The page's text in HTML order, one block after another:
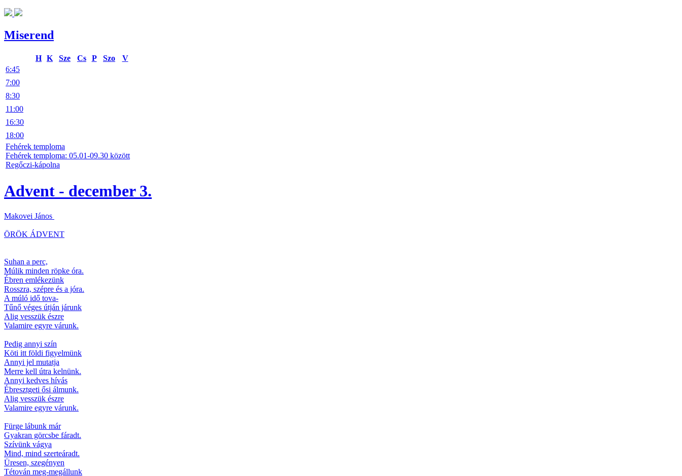
Miserend
H K Sze Cs P Szo
V
6:45
7:00
8:30
11:00
16:30
18:00
Fehérek temploma
Fehérek temploma: 05.01-09.30 között
Regőczi-kápolna
Advent - december 3.
Makovei János
ÖRÖK ÁDVENT
Suhan a perc,
Múlik minden röpke óra.
Ébren emlékezünk
Rosszra, szépre és a jóra.
A múló idő tova-
Tűnő véges útján járunk
Alig vesszük észre
Valamire egyre várunk.
Pedig annyi szín
Köti itt földi figyelmünk
Annyi jel mutatja
Merre kell útra kelnünk.
Annyi kedves hívás
Ébresztgeti ősi álmunk.
Alig vesszük észre
Valamire egyre várunk.
Fürge lábunk már
Gyakran görcsbe fáradt.
Szívünk vágya
Mind, mind szerteáradt.
Üresen, szegényen
Tétován meg-megállunk